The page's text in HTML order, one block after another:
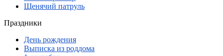
Щенячий патруль
Праздники
День рождения
Выписка из роддома